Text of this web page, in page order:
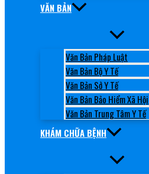
VĂN BẢN
Văn Bản Pháp Luật
Văn Bản Bộ Y Tế
Văn Bản Sở Y Tế
Văn Bản Bảo Hiểm Xã Hội
Văn Bản Trung Tâm Y Tế
KHÁM CHỮA BỆNH